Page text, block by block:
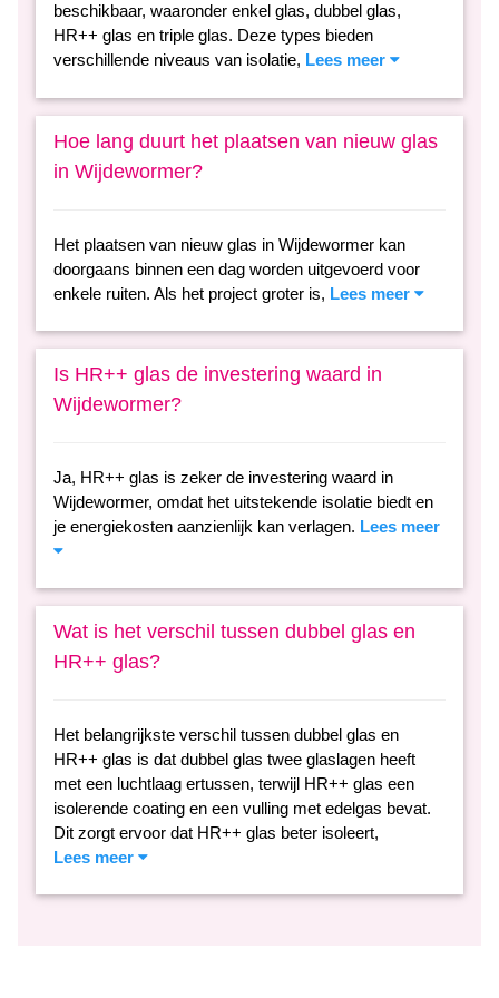
beschikbaar, waaronder enkel glas, dubbel glas,
HR++ glas en triple glas. Deze types bieden
verschillende niveaus van isolatie, Lees meer
Hoe lang duurt het plaatsen van nieuw glas
in Wijdewormer?
Het plaatsen van nieuw glas in Wijdewormer kan
doorgaans binnen een dag worden uitgevoerd voor
enkele ruiten. Als het project groter is, Lees meer
Is HR++ glas de investering waard in
Wijdewormer?
Ja, HR++ glas is zeker de investering waard in
Wijdewormer, omdat het uitstekende isolatie biedt en
je energiekosten aanzienlijk kan verlagen. Lees meer
Wat is het verschil tussen dubbel glas en
HR++ glas?
Het belangrijkste verschil tussen dubbel glas en
HR++ glas is dat dubbel glas twee glaslagen heeft
met een luchtlaag ertussen, terwijl HR++ glas een
isolerende coating en een vulling met edelgas bevat.
Dit zorgt ervoor dat HR++ glas beter isoleert,
Lees meer